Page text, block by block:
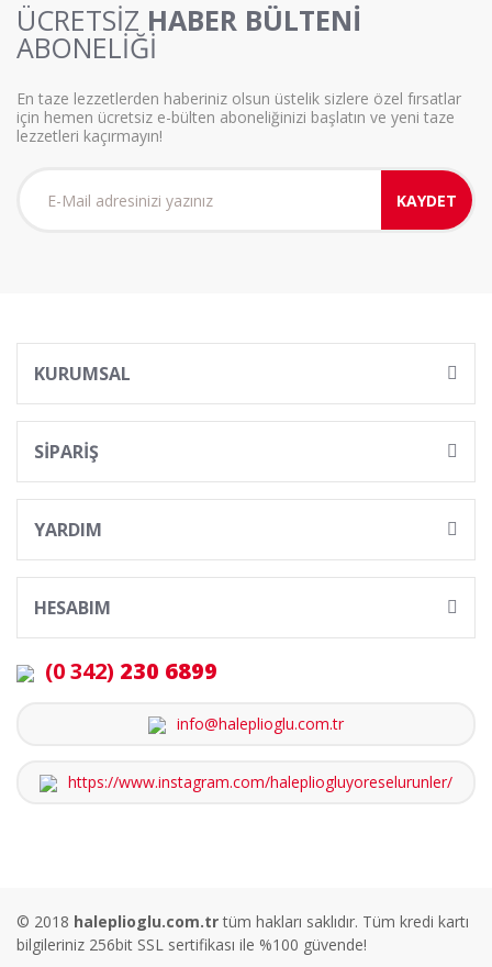
ÜCRETSİZ HABER BÜLTENİ
ABONELİĞİ
En taze lezzetlerden haberiniz olsun üstelik sizlere özel fırsatlar
için hemen ücretsiz e-bülten aboneliğinizi başlatın ve yeni taze
lezzetleri kaçırmayın!
KAYDET
KURUMSAL
SİPARİŞ
YARDIM
HESABIM
(0 342) 230 6899
info@haleplioglu.com.tr
https://www.instagram.com/halepliogluyoreselurunler/
© 2018 haleplioglu.com.trtüm hakları saklıdır. Tüm kredi kartı
bilgileriniz 256bit SSL sertifikası ile %100 güvende!